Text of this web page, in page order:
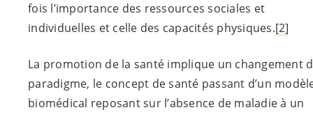
fois l’importance des ressources sociales et
individuelles et celle des capacités physiques.[2]
La promotion de la santé implique un changement
paradigme, le concept de santé passant d’un
biomédical reposant sur l’absence de maladie à un